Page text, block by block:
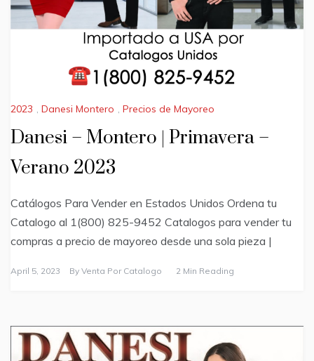
2023 , Danesi Montero , Precios de Mayoreo
Danesi – Montero | Primavera –
Verano 2023
Catálogos Para Vender en Estados Unidos Ordena tu
Catalogo al 1(800) 825-9452 Catalogos para vender tu
compras a precio de mayoreo desde una sola pieza |
April 5, 2023 By Venta Por Catalogo 2 Min Reading